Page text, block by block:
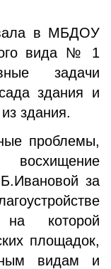
в МБДОУ
вида № 1
задачи
здания и
здания.
проблемы,
восхищение
за
на которой
площадок,
видам и